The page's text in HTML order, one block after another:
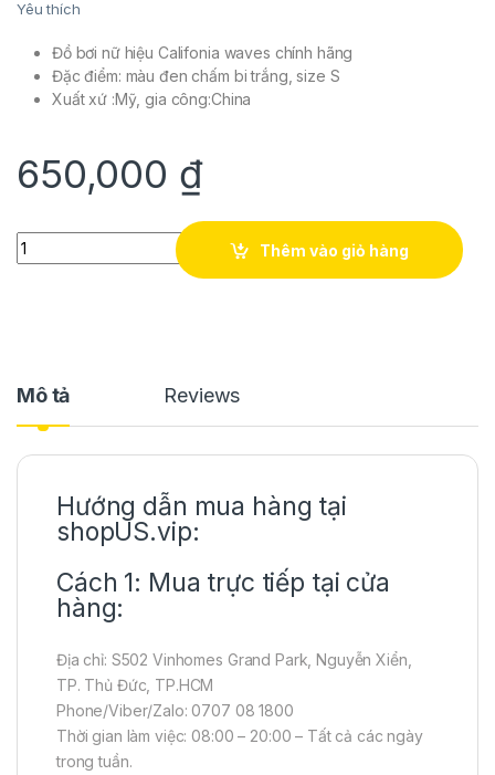
Yêu thích
Đồ bơi nữ hiệu Califonia waves chính hãng
Đặc điểm: màu đen chấm bi trắng, size S
Xuất xứ :Mỹ, gia công:China
650,000 ₫
Bộ đồ bơi nữ hiệu Califonia waves màu đen chấm bi trắng
Thêm vào giỏ hàng
Mô tả Reviews
Hướng dẫn mua hàng tại
shopUS.vip:
Cách 1: Mua trực tiếp tại cửa
hàng:
Địa chỉ: S502 Vinhomes Grand Park, Nguyễn Xiển,
TP. Thủ Đức, TP.HCM
Phone/Viber/Zalo: 0707 08 1800
Thời gian làm việc: 08:00 – 20:00 – Tất cả các ngày
trong tuần.